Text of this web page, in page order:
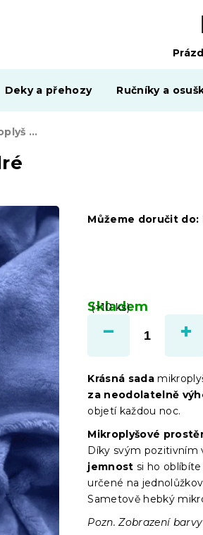
Deky a přehozy Ručníky a
2x Prostěradlo mikroplyš SOFT 90x200 cm modré
Skladem
(>10 ks)
Můžeme doručit do:
Krásná sada
za neodolatelně
objetí každou noc.
Mikroplyšové
Díky svým
jemnostsi ho
určené na
Sametově hebký
Pozn. Zobrazení